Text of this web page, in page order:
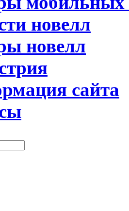
новелл
новелл
сайта